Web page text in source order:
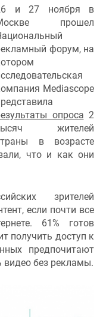
и 27 ноября в
прошел
форум, на
Mediascope
опроса 2
жителей
в возрасте
что и как они
зрителей
если почти все
61% готов
получить доступ к
предпочитают
видео без рекламы.